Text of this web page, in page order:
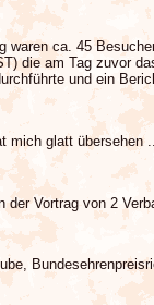
waren ca. 45
die am Tag zuvor
und ein
mich glatt übersehen ...
der Vortrag von 2